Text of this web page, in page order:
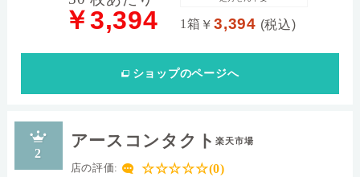
￥3,394 1箱 ￥3,394 (税込)
ショップのページへ
2
アースコンタクト楽天市場
店の評価: ☆☆☆☆☆(0)